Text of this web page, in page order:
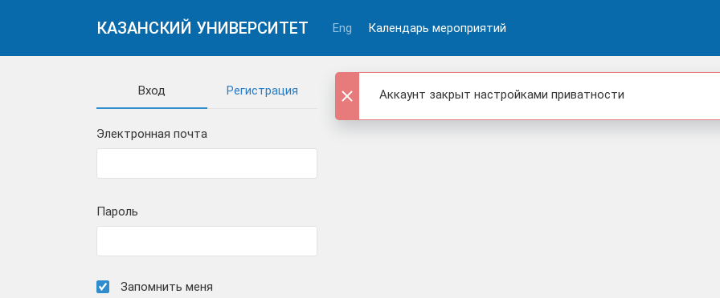
КАЗАНСКИЙ УНИВЕРСИТЕТ Eng Календарь мероприятий
Вход Регистрация
Электронная почта
Пароль
Запомнить меня
Аккаунт закрыт настройками приватности